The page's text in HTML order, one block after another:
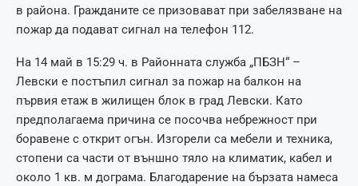
в района. Гражданите се призовават при забелязване на
пожар да подават сигнал на телефон 112.
На 14 май в 15:29 ч. в Районната служба „ПБЗН“ –
Левски е постъпил сигнал за пожар на балкон на
първия етаж в жилищен блок в град Левски. Като
предполагаема причина се посочва небрежност при
боравене с открит огън. Изгорели са мебели и техника,
стопени са части от външно тяло на климатик, кабел и
около 1 кв. м дограма. Благодарение на бързата намеса